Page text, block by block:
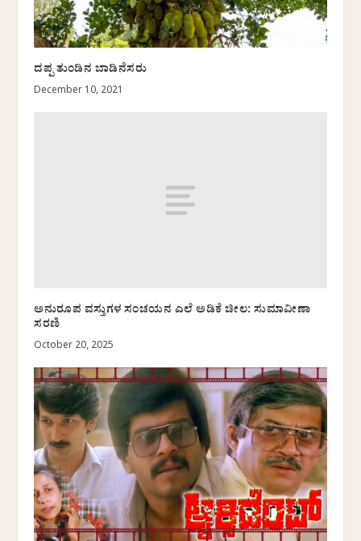
ದಪ್ಪ ತುಂಡಿನ ಬಾಡಿನೆಸರು
December 10, 2021
ಅನುರೂಪ ವಸ್ತುಗಳ ಸಂಚಯನ ಎಲೆ ಅಡಿಕೆ ಚೀಲ: ಸುಮಾವೀಣಾ
ಸರಣಿ
October 20, 2025